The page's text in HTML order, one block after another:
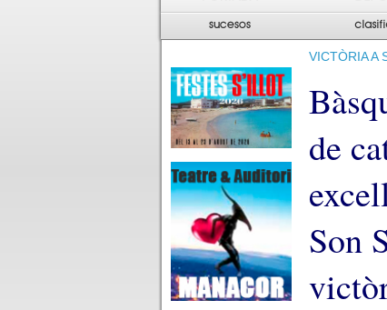
VICTÒRIA A
de
Son